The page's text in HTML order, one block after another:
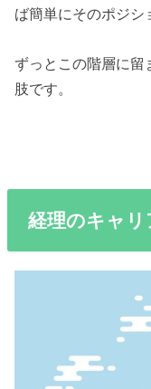
ば簡単にそのポジシ
ずっとこの階層に留
肢です。
経理のキャ